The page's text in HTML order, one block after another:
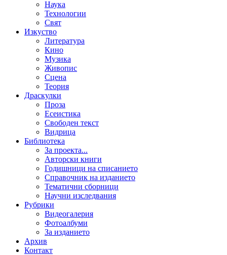
Наука
Технологии
Свят
Изкуство
Литература
Кино
Музика
Живопис
Сцена
Теория
Драскулки
Проза
Есеистика
Свободен текст
Видрица
Библиотека
За проекта...
Авторски книги
Годишници на списанието
Справочник на изданието
Тематични сборници
Научни изследвания
Рубрики
Видеогалерия
Фотоалбуми
За изданието
Архив
Контакт